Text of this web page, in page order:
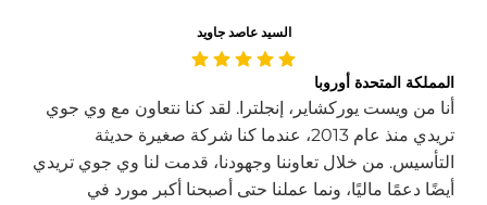
السيد عاصد جاويد
المملكة المتحدة أوروبا
أنا من ويست يوركشاير، إنجلترا. لقد كنا نتعاون مع وي جوي
تريدي منذ عام 2013، عندما كنا شركة صغيرة حديثة
التأسيس. من خلال تعاوننا وجهودنا، قدمت لنا وي جوي تريدي
أيضًا دعمًا ماليًا، ونما عملنا حتى أصبحنا أكبر مورد في